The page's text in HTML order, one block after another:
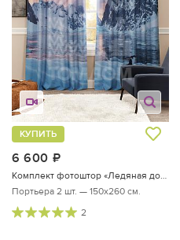
6 600
КУПИТЬ
Портьера 2 шт. — 150х260 см.
2